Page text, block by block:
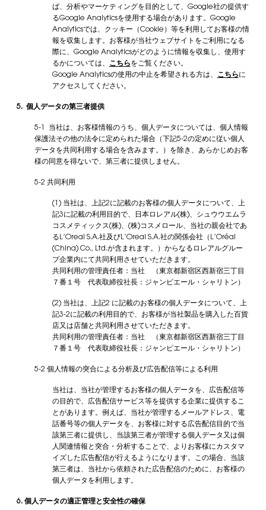
ば、分析やマーケティングを目的として、Google社の提供す
るGoogle Analyticsを使用する場合があります。Google
Analyticsでは、クッキー（Cookie）等を利用してお客様の情
報を収集します。お客様が当社ウェブサイトをご利用になる
際に、Google Analyticsがどのように情報を収集し、使用す
るかについては、
こちらをご覧ください。
Google Analyticsの使用の中止を希望される方は、
こちらに
アクセスしてください。
5. 個人データの第三者提供
5-1 当社は、お客様情報のうち、個人データについては、個人情報
保護法その他の法令に定められた場合（下記5-2の定めに従い個人
データを共同利用する場合を含みます。）を除き、あらかじめお客
様の同意を得ないで、第三者に提供しません。
5-2 共同利用
(1) 当社は、上記2に記載のお客様の個人データについて、上
記3に記載の利用目的で、日本ロレアル(株)、シュウウエムラ
コスメティックス(株)、(株)コスメロール、当社の親会社であ
るL’Oreal S.A.社及びL’Oreal S.A.社の関係会社（L’Oréal
(China) Co., Ltd.が含まれます。）からなるロレアルグルー
プ企業内にて共同利用させていただきます。
共同利用の管理責任者：当社 （東京都新宿区西新宿三丁目
７番１号 代表取締役社長：ジャンピエール・シャリトン）
(2) 当社は、上記2 に記載のお客様の個人データについて、上
記3-2に記載の利用目的で、お客様が当社製品を購入した百貨
店又は店舗と共同利用させていただきます。
共同利用の管理責任者：当社 （東京都新宿区西新宿三丁目
７番１号 代表取締役社長：ジャンピエール・シャリトン）
5-2 個人情報の突合による分析及び広告配信等による利用
当社は、当社が管理するお客様の個人データを、広告配信等
の目的で、広告配信サービス等を提供する企業に提供するこ
とがあります。例えば、当社が管理するメールアドレス、電
話番号等の個人データを、お客様に対する広告配信目的で当
該第三者に提供し、当該第三者が管理する個人データ又は個
人関連情報と突合・分析することで、よりお客様にカスタマ
イズした広告配信が行えるようになります。この場合、当該
第三者は、当社から依頼された広告配信のために、お客様の
個人データを利用します。
6. 個人データの適正管理と安全性の確保